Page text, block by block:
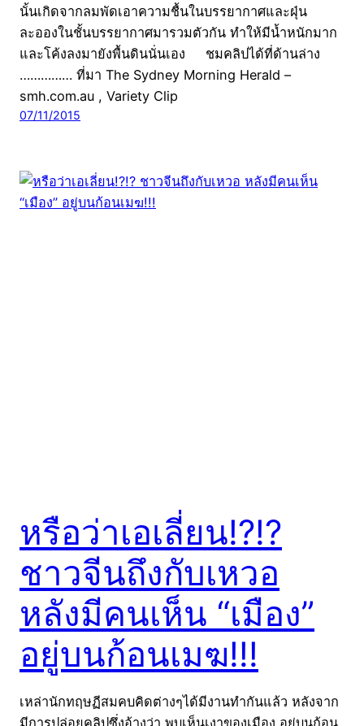
นั้นเกิดจากลมพัดเอาความชื้นในบรรยากาศและฝุ่น
ละอองในชั้นบรรยากาศมารวมตัวกัน ทำให้มีน้ำหนักมาก
และโค้งลงมายังพื้นดินนั่นเอง ชมคลิปได้ที่ด้านล่าง
…………… ที่มา The Sydney Morning Herald –
smh.com.au , Variety Clip
07/11/2015
หรือว่าเอเลี่ยน!?!?
ชาวจีนถึงกับเหวอ
หลังมีคนเห็น “เมือง”
อยู่บนก้อนเมฆ!!!
เหล่านักทฤษฏีสมคบคิดต่างๆได้มีงานทำกันแล้ว หลังจาก
มีการปล่อยคลิปซึ่งอ้างว่า พบเห็นเงาของเมือง อยู่บนก้อน